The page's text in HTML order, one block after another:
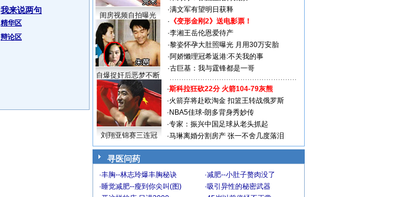
我来说两句
精华区
辩论区
闺房视频自拍曝光
自爆捉奸后恶梦不断
·满文军有望明日获释
· 《变形金刚2》送电影票！
·李湘王岳伦恩爱待产
·黎姿怀孕大肚照曝光 月用30万安胎
·阿娇懒理冠希返港:不关我的事
·古巨基：我与霆锋都是一哥
刘翔亚锦赛三连冠
·斯科拉狂砍22分 火箭104-79灰熊
·火箭弃将赴欧淘金 扣篮王转战俄罗斯
· NBA5佳球-朗多背身秀妙传
·专家：振兴中国足球从老头抓起
·马琳离婚分割房产 张一不舍几度落泪
寻医问药
·丰胸--林志玲爆丰胸秘诀 ·减肥--小肚子赘肉没了
·睡觉减肥--瘦到你尖叫(图) ·吸引异性的秘密武器